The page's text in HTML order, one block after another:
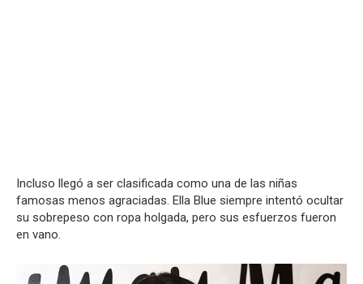
Incluso llegó a ser clasificada como una de las niñas
famosas menos agraciadas. Ella Blue siempre intentó ocultar
su sobrepeso con ropa holgada, pero sus esfuerzos fueron
en vano.